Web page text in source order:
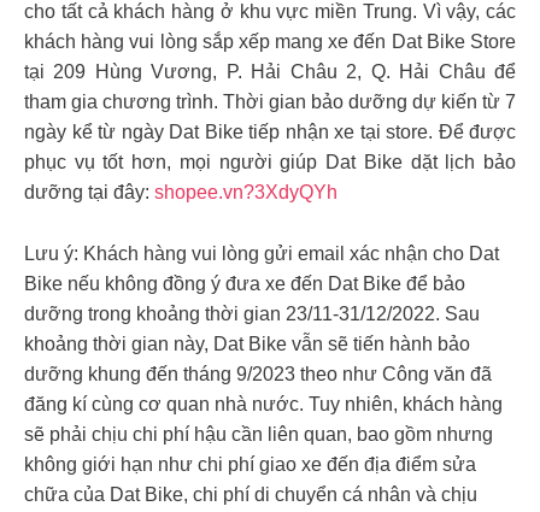
cho tất cả khách hàng ở khu vực miền Trung. Vì vậy, các
khách hàng vui lòng sắp xếp mang xe đến Dat Bike Store
tại 209 Hùng Vương, P. Hải Châu 2, Q. Hải Châu để
tham gia chương trình. Thời gian bảo dưỡng dự kiến từ 7
ngày kể từ ngày Dat Bike tiếp nhận xe tại store. Để được
phục vụ tốt hơn, mọi người giúp Dat Bike dặt lịch bảo
dưỡng tại đây: shopee.vn?3XdyQYh
Lưu ý: Khách hàng vui lòng gửi email xác nhận cho Dat
Bike nếu không đồng ý đưa xe đến Dat Bike để bảo
dưỡng trong khoảng thời gian 23/11-31/12/2022. Sau
khoảng thời gian này, Dat Bike vẫn sẽ tiến hành bảo
dưỡng khung đến tháng 9/2023 theo như Công văn đã
đăng kí cùng cơ quan nhà nước. Tuy nhiên, khách hàng
sẽ phải chịu chi phí hậu cần liên quan, bao gồm nhưng
không giới hạn như chi phí giao xe đến địa điểm sửa
chữa của Dat Bike, chi phí di chuyển cá nhân và chịu